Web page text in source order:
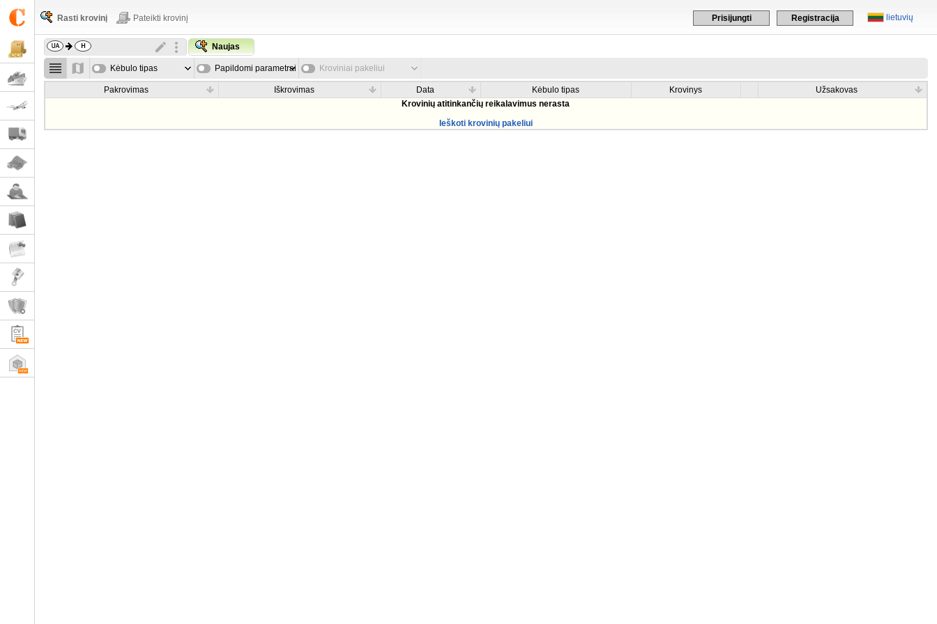
lietuvių
Prisijungti Registracija
Rasti krovinį Pateikti krovinį
Naujas
Kėbulo tipas Papildomi parametrai Kroviniai pakeliui
Pakrovimas Iškrovimas Data Kėbulo tipas Krovinys
Užsakovas
Krovinių atitinkančių reikalavimus nerasta
Ieškoti krovinių pakeliui